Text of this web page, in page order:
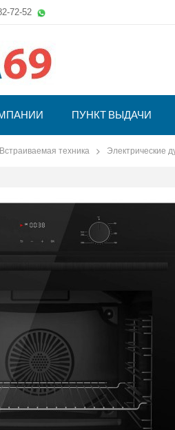
72-52
ПУНКТ ВЫДАЧИ
Встраиваемая техника Электрические